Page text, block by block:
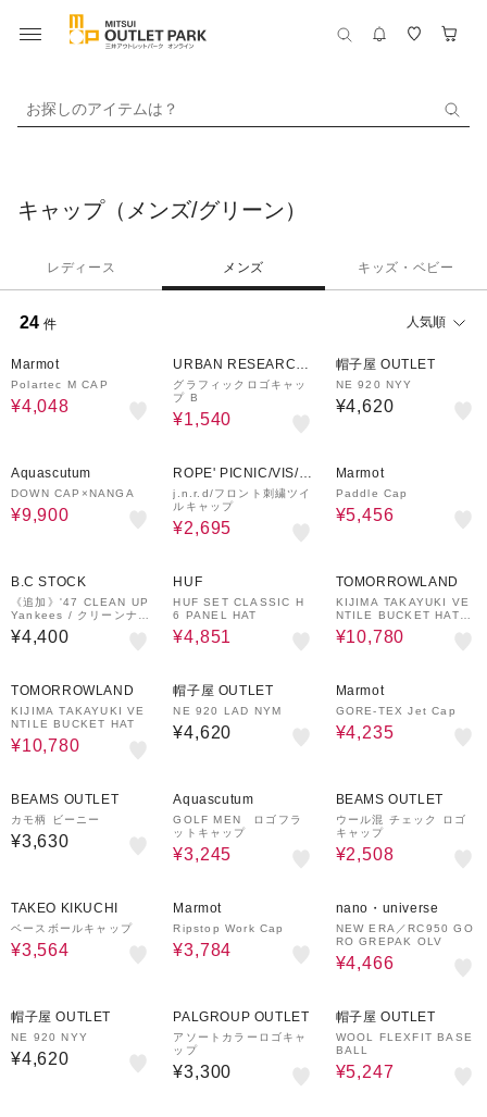
お探しのアイテムは？
キャップ（メンズ/グリーン）
レディース メンズ キッズ・ベビー
24 件 人気順
Marmot
Polartec M CAP
¥4,048
URBAN RESEARCH
ware house
グラフィックロゴキャッ
プ B
¥1,540
帽子屋 OUTLET
NE 920 NYY
¥4,620
Aquascutum
DOWN CAP×NANGA
¥9,900
ROPE' PICNIC/VIS/J
UNRED
j.n.r.d/フロント刺繍ツイ
ルキャップ
¥2,695
Marmot
Paddle Cap
¥5,456
B.C STOCK
《追加》'47 CLEAN UP
Yankees / クリーンナッ
プ ニューヨーク・ヤンキ
ース
¥4,400
HUF
HUF SET CLASSIC H
6 PANEL HAT
¥4,851
TOMORROWLAND
KIJIMA TAKAYUKI VE
NTILE BUCKET HAT
バケットハット
¥10,780
TOMORROWLAND
KIJIMA TAKAYUKI VE
NTILE BUCKET HAT
¥10,780
帽子屋 OUTLET
NE 920 LAD NYM
¥4,620
Marmot
GORE-TEX Jet Cap
¥4,235
BEAMS OUTLET
カモ柄 ビーニー
¥3,630
Aquascutum
GOLF MEN ロゴフラ
ットキャップ
¥3,245
BEAMS OUTLET
ウール混 チェック ロゴ
キャップ
¥2,508
TAKEO KIKUCHI
ベースボールキャップ
¥3,564
Marmot
Ripstop Work Cap
¥3,784
nano・universe
NEW ERA／RC950 GO
RO GREPAK OLV
¥4,466
帽子屋 OUTLET
NE 920 NYY
¥4,620
PALGROUP OUTLET
アソートカラーロゴキャ
ップ
¥3,300
帽子屋 OUTLET
WOOL FLEXFIT BASE
BALL
¥5,247